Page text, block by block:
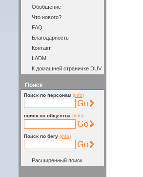
Обобщение
Что нового?
FAQ
Благодарность
Контакт
LADM
К домашней страничке DUV
Поиск
Поиск по персонам (info)
поиск по общества (info)
Поиск по бегу (info)
Расширенный поиск